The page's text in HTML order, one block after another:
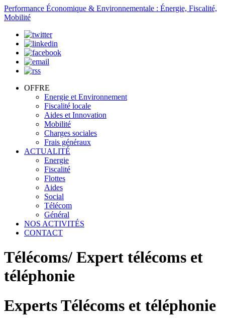
Performance Économique & Environnementale : Énergie, Fiscalité,
Mobilité
OFFRE
Energie et Environnement
Fiscalité locale
Aides et Innovation
Mobilité
Charges sociales
Frais généraux
ACTUALITÉ
Energie
Fiscalité
Flottes
Aides
Social
Télécom
Général
NOS ACTIVITÉS
CONTACT
Télécoms/ Expert télécoms et
téléphonie
Experts Télécoms et téléphonie